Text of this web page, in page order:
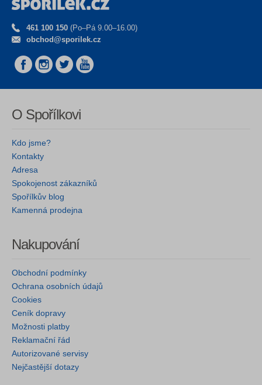
461 100 150 (Po–Pá 9.00–16.00)
obchod@sporilek.cz
O Spořílkovi
Kdo jsme?
Kontakty
Adresa
Spokojenost zákazníků
Spořílkův blog
Kamenná prodejna
Nakupování
Obchodní podmínky
Ochrana osobních údajů
Cookies
Ceník dopravy
Možnosti platby
Reklamační řád
Autorizované servisy
Nejčastější dotazy